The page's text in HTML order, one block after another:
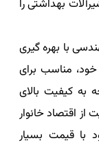
بهداشتی را
با بهره گیری
خود، مناسب برای
به کیفیت بالای
اقتصاد خانوار
با قیمت بسیار